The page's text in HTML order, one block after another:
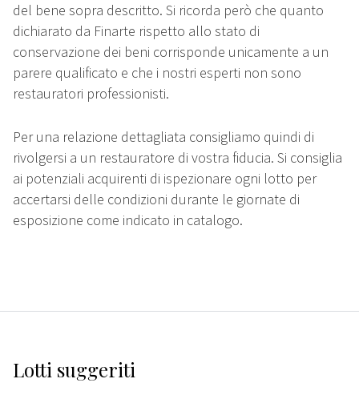
del bene sopra descritto. Si ricorda però che quanto
dichiarato da Finarte rispetto allo stato di
conservazione dei beni corrisponde unicamente a un
parere qualificato e che i nostri esperti non sono
restauratori professionisti.
Per una relazione dettagliata consigliamo quindi di
rivolgersi a un restauratore di vostra fiducia. Si consiglia
ai potenziali acquirenti di ispezionare ogni lotto per
accertarsi delle condizioni durante le giornate di
esposizione come indicato in catalogo.
Lotti suggeriti